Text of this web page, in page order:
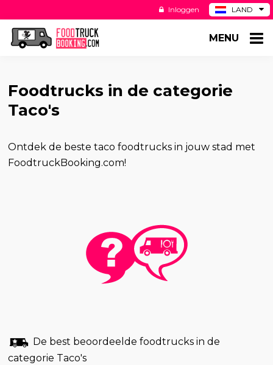
LAND
DE
Inloggen
MENU
Foodtrucks in de categorie
Taco's
Ontdek de beste taco foodtrucks in jouw stad met
FoodtruckBooking.com!
De best beoordeelde foodtrucks in de
categorie Taco's